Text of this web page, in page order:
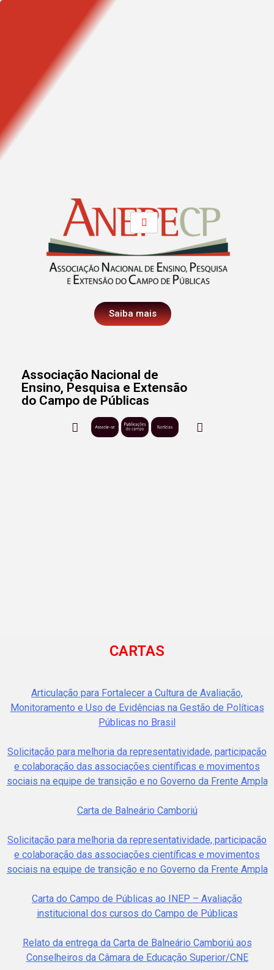
Saiba mais
Associação Nacional de
Ensino, Pesquisa e Extensão
do Campo de Públicas
CARTAS
Articulação para Fortalecer a Cultura de Avaliação,
Monitoramento e Uso de Evidências na Gestão de Políticas
Públicas no Brasil
Solicitação para melhoria da representatividade, participação
e colaboração das associações científicas e movimentos
sociais na equipe de transição e no Governo da Frente Ampla
Carta de Balneário Camboriú
Solicitação para melhoria da representatividade, participação
e colaboração das associações científicas e movimentos
sociais na equipe de transição e no Governo da Frente Ampla
Carta do Campo de Públicas ao INEP – Avaliação
institucional dos cursos do Campo de Públicas
Relato da entrega da Carta de Balneário Camboriú aos
Conselheiros da Câmara de Educação Superior/CNE